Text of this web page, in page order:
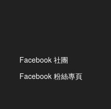
Facebook 社團
Facebook 粉絲專頁